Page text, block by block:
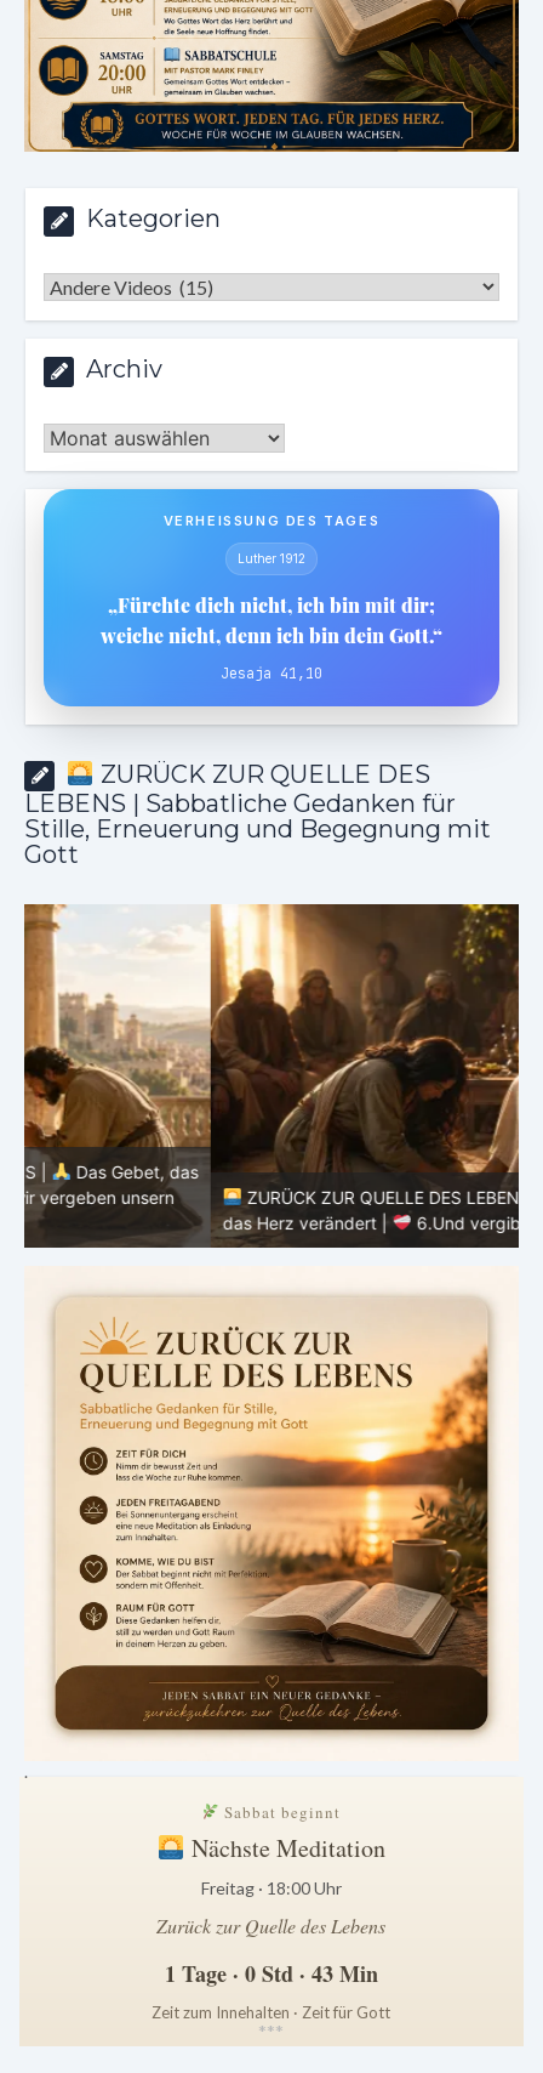
Kategorien
Kategorien
Archiv
Archiv
VERHEISSUNG DES TAGES
Luther 1912
„Fürchte dich nicht, ich bin mit dir;
weiche nicht, denn ich bin dein Gott.“
Jesaja 41,10
ZURÜCK ZUR QUELLE DES
LEBENS | Sabbatliche Gedanken für
Stille, Erneuerung und Begegnung mit
Gott
ZURÜCK ZUR QUELLE DES LEBENS |
Das Gebet, das
das Herz verändert |
6.Und vergib uns unsere Schuld
.
Sabbat beginnt
Nächste Meditation
Freitag · 18:00 Uhr
Zurück zur Quelle des Lebens
1 Tage · 0 Std · 43 Min
Zeit zum Innehalten · Zeit für Gott
***